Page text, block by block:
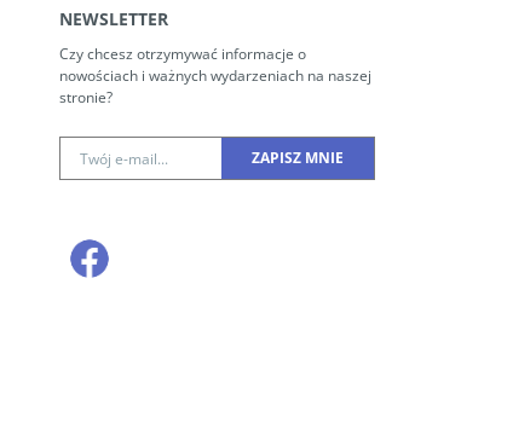
NEWSLETTER
Czy chcesz otrzymywać informacje o
nowościach i ważnych wydarzeniach na naszej
stronie?